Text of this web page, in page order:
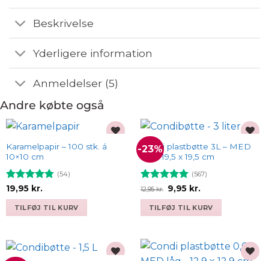
Beskrivelse
Yderligere information
Anmeldelser (5)
Andre købte også
Add to
Karamelpapir – 100 stk. á
10×10 cm
Vurderet
4.74ud af
(54)
19,95 kr.
TILFØJ TIL KURV
-23%
Add to
Condi plastbøtte 3L – MED
låg – 19,5 x 19,5 cm
Vurderet
4.93ud af
(567)
12,95kr.
Den
oprindelige
pris
var:
12,95 kr..
9,95 kr.Den
pris
er:
9,95 kr..
TILFØJ TIL KURV